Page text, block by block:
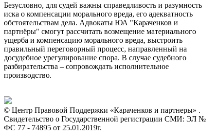
Безусловно, для судей важны справедливость и разумность
иска о компенсации морального вреда, его адекватность
обстоятельствам дела. Адвокаты ЮА "Караченков и
партнёры" смогут рассчитать возмещение материального
ущерба и компенсацию морального вреда, выстроить
правильный переговорный процесс, направленный на
досудебное урегулирование спора. В случае судебного
разбирательства – сопровождать исполнительное
производство.
© Центр Правовой Поддержки «Караченков и партнеры» .
Свидетельство о Государственной регистрации СМИ: ЭЛ №
ФС 77 - 74895 от 25.01.2019г.